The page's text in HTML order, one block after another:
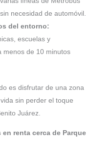
necesidad de automóvil.
del entorno:
escuelas y
menos de 10 minutos
es disfrutar de una zona
sin perder el toque
Juárez.
renta cerca de Parque